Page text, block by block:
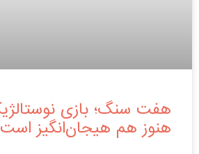
هفت سنگ؛ بازی
هنوز هم هیجان‌انگیز